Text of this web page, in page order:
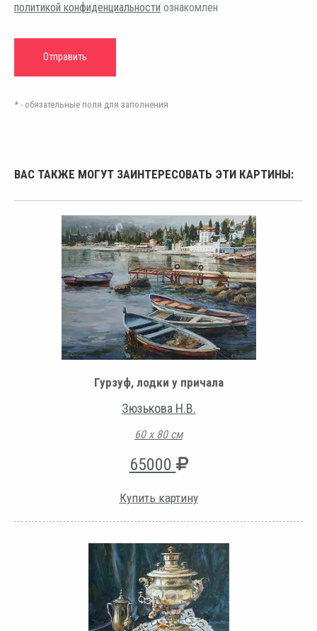
политикой конфиденциальности ознакомлен
* - обязательные поля для заполнения
ВАС ТАКЖЕ МОГУТ ЗАИНТЕРЕСОВАТЬ ЭТИ КАРТИНЫ:
Гурзуф, лодки у причала
Зюзькова Н.В.
60 х 80 см
65000
Купить картину